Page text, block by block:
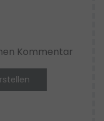
Kommentar